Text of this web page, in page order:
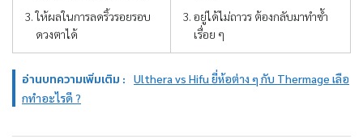
ให้ผลในการลดริ้วรอยรอบ
ดวงตาได้
อยู่ได้ไม่ถาวร ต้องกลับมาทำซ้ำ
เรื่อย ๆ
อ่านบทความเพิ่มเติม :
Ulthera vs Hifu ยี่ห้อต่าง ๆ กับ Thermage เลือ
กทำอะไรดี ?